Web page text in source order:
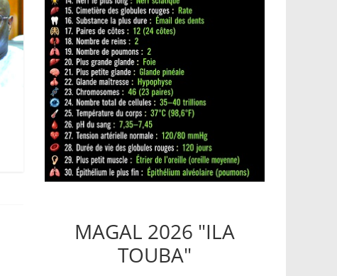
MAGAL 2026 "ILA
TOUBA"